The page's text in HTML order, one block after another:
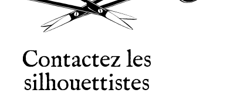
Contactez les
silhouettistes